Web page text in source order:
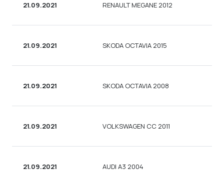
21.09.2021 RENAULT MEGANE 2012
21.09.2021 SKODA OCTAVIA 2015
21.09.2021 SKODA OCTAVIA 2008
21.09.2021 VOLKSWAGEN CC 2011
21.09.2021 AUDI A3 2004